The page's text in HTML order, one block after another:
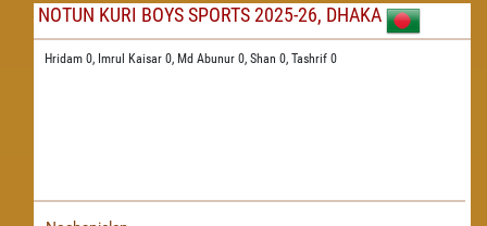
NOTUN KURI BOYS SPORTS 2025-26, DHAKA
Hridam 0, Imrul Kaisar 0, Md Abunur 0, Shan 0, Tashrif 0